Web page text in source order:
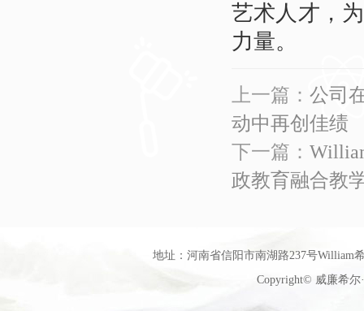
艺术人才，
力量。
上一篇： 公司
动中再创佳绩
下一篇：
政教育融合教
地址：河南省信阳市南湖路237号William
Copyright© 威廉希